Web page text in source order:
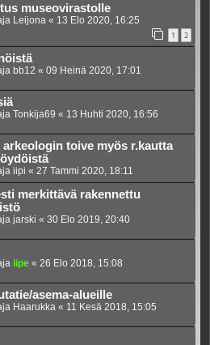
museovirastolle
Leijona « 13 Elo 2020, 16:25
1 2
bb12 « 09 Heinä 2020, 17:01
Tonkija69 « 13 Huhti 2020, 16:56
arkeologin toive myös r.kautta
iipi « 27 Tammi 2020, 18:11
merkittävä rakennettu
jarski « 30 Elo 2019, 20:40
iipe « 26 Elo 2018, 15:08
asema-alueille
Haarukka « 11 Kesä 2018, 15:05